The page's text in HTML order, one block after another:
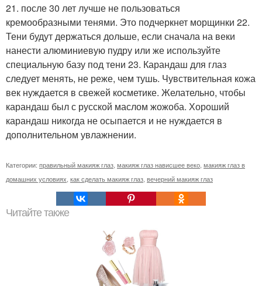
21. после 30 лет лучше не пользоваться
кремообразными тенями. Это подчеркнет морщинки 22.
Тени будут держаться дольше, если сначала на веки
нанести алюминиевую пудру или же используйте
специальную базу под тени 23. Карандаш для глаз
следует менять, не реже, чем тушь. Чувствительная кожа
век нуждается в свежей косметике. Желательно, чтобы
карандаш был с русской маслом жожоба. Хороший
карандаш никогда не осыпается и не нуждается в
дополнительном увлажнении.
Категории: правильный макияж глаз макияж глаз нависшее веко макияж глаз в
домашних условиях как сделать макияж глаз вечерний макияж глаз
Читайте также